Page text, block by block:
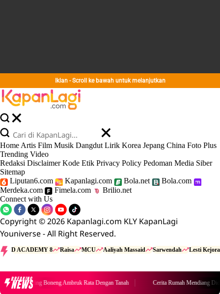
Iklan - Scroll ke bawah untuk melanjutkan
Home Artis Film Musik Dangdut Lirik Korea Jepang China Foto Plus
Trending Video
Redaksi Disclaimer Kode Etik Privacy Policy Pedoman Media Siber
Sitemap
Liputan6.com
Kapanlagi.com Bola.net
Bola.com
Merdeka.com
Fimela.com
Brilio.net
Connect with Us
Copyright © 2026 Kapanlagi.com KLY KapanLagi
Youniverse - All Right Reserved.
D ACADEMY 8 Raisa MCU Aaliyah Massaid Sarwendah Lesti Kejora
BREAKING
NEWS Cerita Rumah Mendiang Diding Boneng Ambruk Rata Dengan Tanah